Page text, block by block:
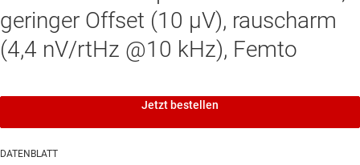
geringer Offset (10 μV), rauscharm
(4,4 nV/rtHz @10 kHz), Femto
Jetzt bestellen
DATENBLATT